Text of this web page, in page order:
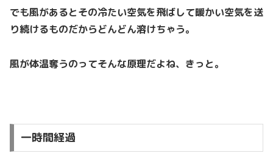
でも風があるとその冷たい空気を飛ばして暖かい空気を送
り続けるものだからどんどん溶けちゃう。
風が体温奪うのってそんな原理だよね、きっと。
一時間経過